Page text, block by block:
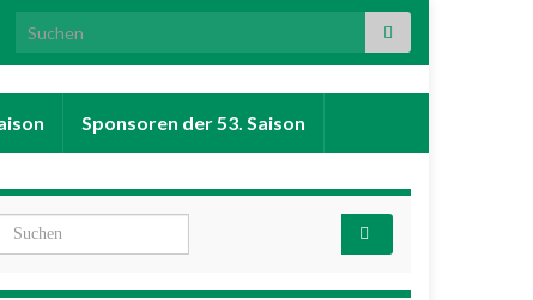
Search for:
Sponsoren der 53. Saison
Search for: